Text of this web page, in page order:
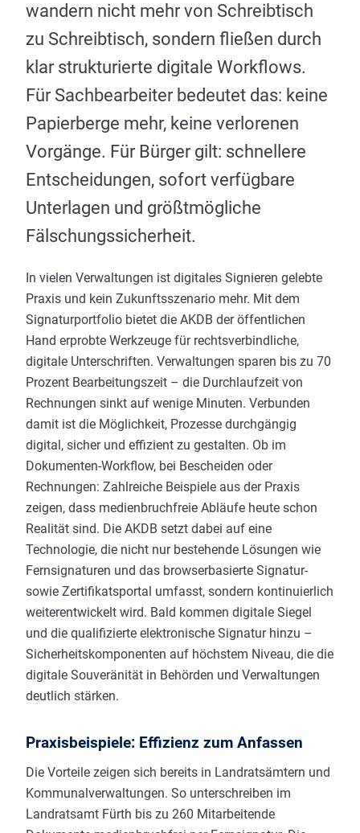
wandern nicht mehr von Schreibtisch
zu Schreibtisch, sondern fließen durch
klar strukturierte digitale Workflows.
Für Sachbearbeiter bedeutet das: keine
Papierberge mehr, keine verlorenen
Vorgänge. Für Bürger gilt: schnellere
Entscheidungen, sofort verfügbare
Unterlagen und größtmögliche
Fälschungssicherheit.
In vielen Verwaltungen ist digitales Signieren gelebte
Praxis und kein Zukunftsszenario mehr. Mit dem
Signaturportfolio bietet die AKDB der öffentlichen
Hand erprobte Werkzeuge für rechtsverbindliche,
digitale Unterschriften. Verwaltungen sparen bis zu 70
Prozent Bearbeitungszeit – die Durchlaufzeit von
Rechnungen sinkt auf wenige Minuten. Verbunden
damit ist die Möglichkeit, Prozesse durchgängig
digital, sicher und effizient zu gestalten. Ob im
Dokumenten-Workflow, bei Bescheiden oder
Rechnungen: Zahlreiche Beispiele aus der Praxis
zeigen, dass medienbruchfreie Abläufe heute schon
Realität sind. Die AKDB setzt dabei auf eine
Technologie, die nicht nur bestehende Lösungen wie
Fernsignaturen und das browserbasierte Signatur-
sowie Zertifikatsportal umfasst, sondern kontinuierlich
weiterentwickelt wird. Bald kommen digitale Siegel
und die qualifizierte elektronische Signatur hinzu –
Sicherheitskomponenten auf höchstem Niveau, die die
digitale Souveränität in Behörden und Verwaltungen
deutlich stärken.
Praxisbeispiele: Effizienz zum Anfassen
Die Vorteile zeigen sich bereits in Landratsämtern und
Kommunalverwaltungen. So unterschreiben im
Landratsamt Fürth bis zu 260 Mitarbeitende